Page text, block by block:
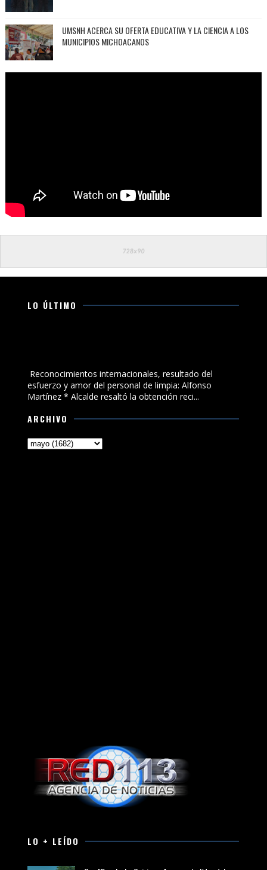
UMSNH ACERCA SU OFERTA EDUCATIVA Y LA CIENCIA A LOS
MUNICIPIOS MICHOACANOS
LO ÚLTIMO
Reconocimientos internacionales, resultado del
esfuerzo y amor del personal de limpia: Alfonso
Martínez * Alcalde resaltó la obtención reci...
ARCHIVO
LO + LEÍDO